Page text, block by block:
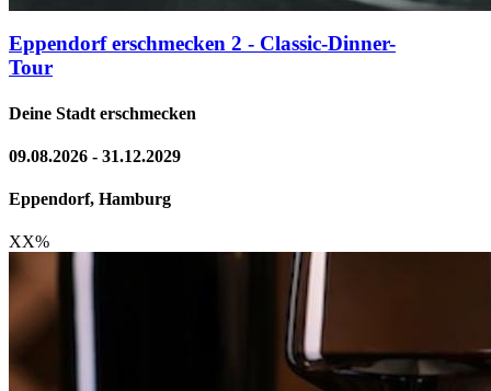
Eppendorf erschmecken 2 - Classic-Dinner-
Tour
Deine Stadt erschmecken
09.08.2026 - 31.12.2029
Eppendorf, Hamburg
XX%